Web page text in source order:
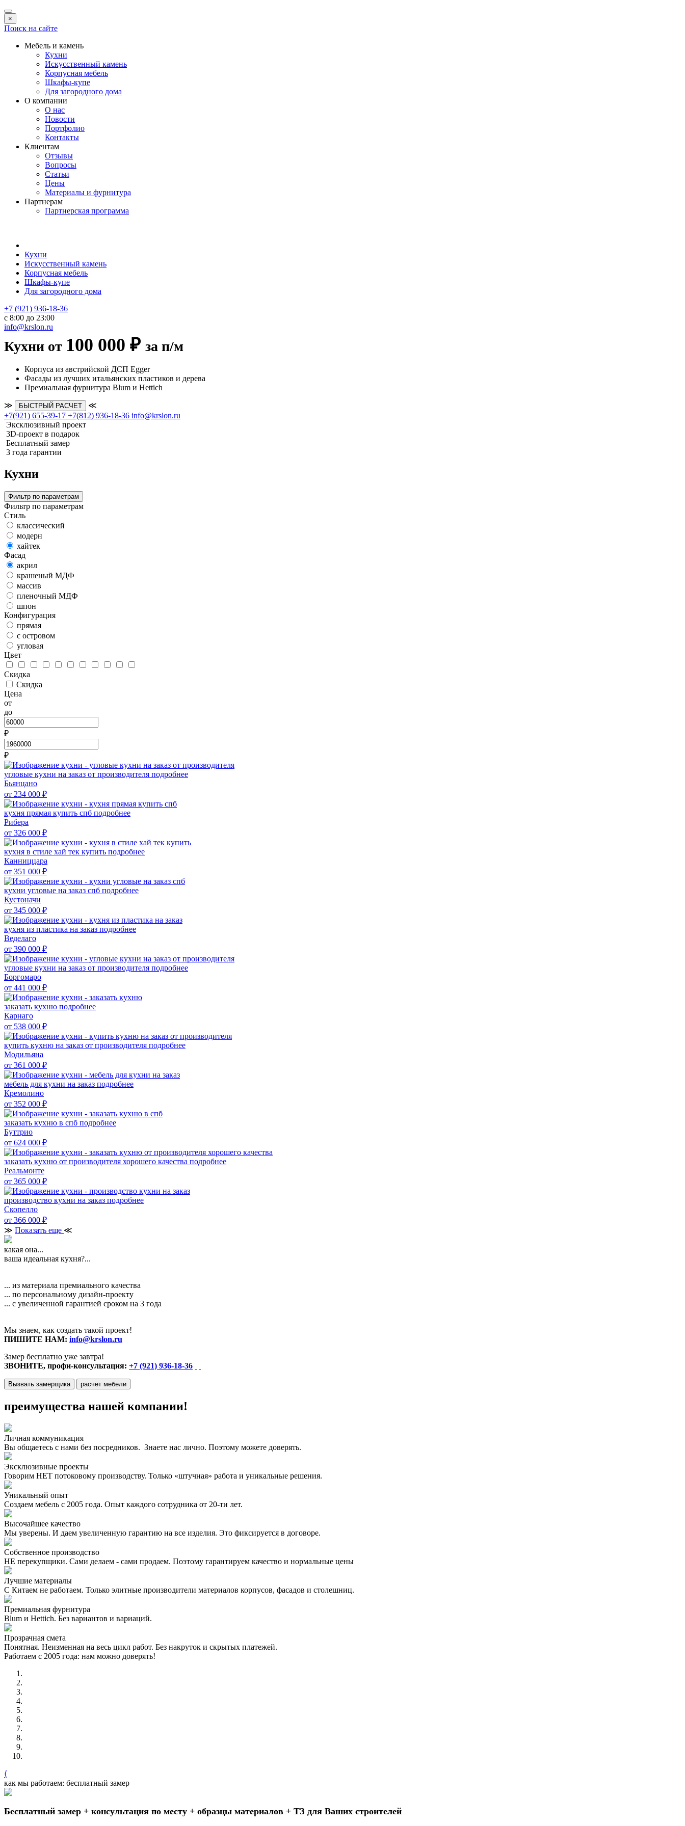
×
Поиск на сайте
Мебель и камень
Кухни
Искусственный камень
Корпусная мебель
Шкафы-купе
Для загородного дома
О компании
О нас
Новости
Портфолио
Контакты
Клиентам
Отзывы
Вопросы
Статьи
Цены
Материалы и фурнитура
Партнерам
Партнерская программа
Кухни
Искусственный камень
Корпусная мебель
Шкафы-купе
Для загородного дома
+7 (921) 936-18-36
с 8:00 до 23:00
info@krslon.ru
Кухни от 100 000 ₽ за п/м
Корпуса из австрийской ДСП Egger
Фасады из лучших итальянских пластиков и дерева
Премиальная фурнитура Blum и Hettich
≫ БЫСТРЫЙ РАСЧЕТ
≪
+7(921) 655-39-17 +7(812) 936-18-36 info@krslon.ru
Эксклюзивный проект
3D-проект в подарок
Бесплатный замер
3 года гарантии
Кухни
Фильтр по параметрам
Фильтр по параметрам
Стиль
классический
модерн
хайтек
Фасад
акрил
крашеный МДФ
массив
пленочный МДФ
шпон
Конфигурация
прямая
с островом
угловая
Цвет
Скидка
Скидка
Цена
от
до
₽
₽
угловые кухни на заказ от производителя подробнее
Бьянцано
от 234 000 ₽
кухня прямая купить спб подробнее
Рибера
от 326 000 ₽
кухня в стиле хай тек купить подробнее
Канниццара
от 351 000 ₽
кухни угловые на заказ спб подробнее
Кустоначи
от 345 000 ₽
кухня из пластика на заказ подробнее
Веделаго
от 390 000 ₽
угловые кухни на заказ от производителя подробнее
Боргомаро
от 441 000 ₽
заказать кухню подробнее
Карнаго
от 538 000 ₽
купить кухню на заказ от производителя подробнее
Модильяна
от 361 000 ₽
мебель для кухни на заказ подробнее
Кремолино
от 352 000 ₽
заказать кухню в спб подробнее
Буттрио
от 624 000 ₽
заказать кухню от производителя хорошего качества подробнее
Реальмонте
от 365 000 ₽
производство кухни на заказ подробнее
Скопелло
от 366 000 ₽
≫ Показать еще ≪
какая она...
ваша идеальная кухня?...
... из материала премиального качества
... по персональному дизайн-проекту
... с увеличенной гарантией сроком на 3 года
Мы знаем, как создать такой проект!
ПИШИТЕ НАМ: info@krslon.ru
Замер бесплатно уже завтра!
ЗВОНИТЕ, профи-консультация: +7 (921) 936-18-36
Вызвать замерщика расчет мебели
преимущества нашей компании!
Личная коммуникация
Вы общаетесь с нами без посредников. Знаете нас лично. Поэтому можете доверять.
Эксклюзивные проекты
Говорим НЕТ потоковому производству. Только «штучная» работа и уникальные решения.
Уникальный опыт
Создаем мебель с 2005 года. Опыт каждого сотрудника от 20-ти лет.
Высочайшее качество
Мы уверены. И даем увеличенную гарантию на все изделия. Это фиксируется в договоре.
Собственное производство
НЕ перекупщики. Сами делаем - сами продаем. Поэтому гарантируем качество и нормальные цены
Лучшие материалы
С Китаем не работаем. Только элитные производители материалов корпусов, фасадов и столешниц.
Премиальная фурнитура
Blum и Hettich. Без вариантов и вариаций.
Прозрачная смета
Понятная. Неизменная на весь цикл работ. Без накруток и скрытых платежей.
Работаем с 2005 года: нам можно доверять!
⟨
как мы работаем: бесплатный замер
Бесплатный замер + консультация по месту + образцы материалов + ТЗ для Ваших строителей